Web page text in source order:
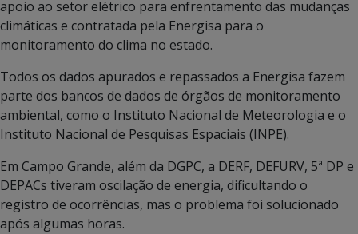
apoio ao setor elétrico para enfrentamento das mudanças
climáticas e contratada pela Energisa para o
monitoramento do clima no estado.
Todos os dados apurados e repassados a Energisa fazem
parte dos bancos de dados de órgãos de monitoramento
ambiental, como o Instituto Nacional de Meteorologia e o
Instituto Nacional de Pesquisas Espaciais (INPE).
Em Campo Grande, além da DGPC, a DERF, DEFURV, 5ª DP e
DEPACs tiveram oscilação de energia, dificultando o
registro de ocorrências, mas o problema foi solucionado
após algumas horas.